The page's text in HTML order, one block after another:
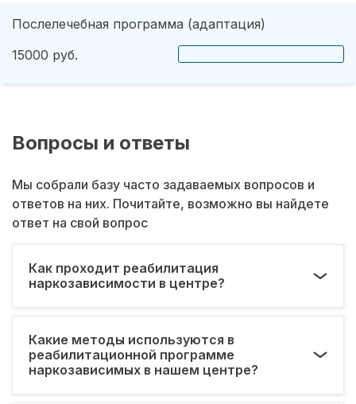
Послелечебная программа (адаптация)
15000 руб.
Вопросы и ответы
Мы собрали базу часто задаваемых вопросов и
ответов на них. Почитайте, возможно вы найдете
ответ на свой вопрос
Как проходит реабилитация
наркозависимости в центре?
Какие методы используются в
реабилитационной программе
наркозависимых в нашем центре?